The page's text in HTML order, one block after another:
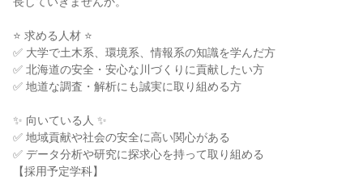
⭐ 求める人材 ⭐
✅ 大学で土木系、環境系、情報系の知識を学んだ方
✅ 北海道の安全・安心な川づくりに貢献したい方
✅ 地道な調査・解析にも誠実に取り組める方
✨ 向いている人 ✨
✅ 地域貢献や社会の安全に高い関心がある
✅ データ分析や研究に探求心を持って取り組める
【採用予定学科】